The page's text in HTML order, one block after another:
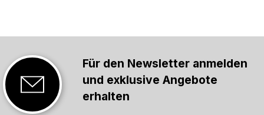
Für den Newsletter anmelden
und exklusive Angebote
erhalten